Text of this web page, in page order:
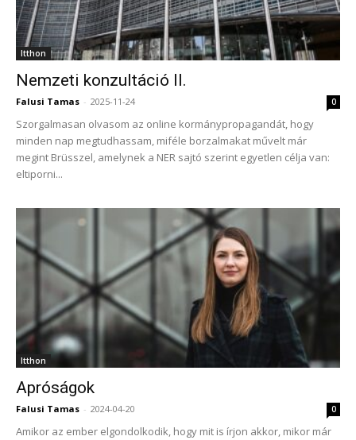
Itthon
Nemzeti konzultáció II.
Falusi Tamas - 2025-11-24 0
Szorgalmasan olvasom az online kormánypropagandát, hogy
minden nap megtudhassam, miféle borzalmakat művelt már
megint Brüsszel, amelynek a NER sajtó szerint egyetlen célja van:
eltiporni...
Itthon
Apróságok
Falusi Tamas - 2024-04-20 0
Amikor az ember elgondolkodik, hogy mit is írjon akkor, mikor már